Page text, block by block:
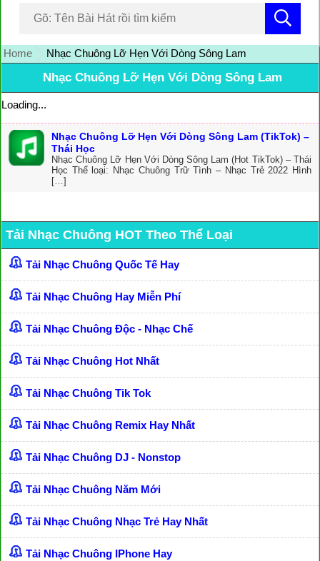
Home Nhạc Chuông Lỡ Hẹn Với Dòng Sông Lam
Nhạc Chuông Lỡ Hẹn Với Dòng Sông Lam
Loading...
Nhạc Chuông Lỡ Hẹn Với Dòng Sông Lam (TikTok) –
Thái Học
Nhạc Chuông Lỡ Hẹn Với Dòng Sông Lam (Hot TikTok) – Thái
Học Thể loại: Nhạc Chuông Trữ Tình – Nhạc Trẻ 2022 Hình
[…]
Tải Nhạc Chuông HOT Theo Thể Loại
Tải Nhạc Chuông Quốc Tế Hay
Tải Nhạc Chuông Hay Miễn Phí
Tải Nhạc Chuông Độc - Nhạc Chế
Tải Nhạc Chuông Hot Nhất
Tải Nhạc Chuông Tik Tok
Tải Nhạc Chuông Remix Hay Nhất
Tải Nhạc Chuông DJ - Nonstop
Tải Nhạc Chuông Năm Mới
Tải Nhạc Chuông Nhạc Trẻ Hay Nhất
Tải Nhạc Chuông IPhone Hay